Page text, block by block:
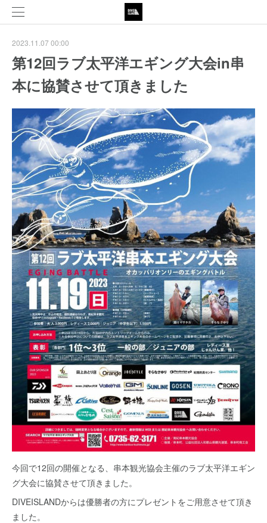
2023.11.07 00:00
第12回ラブ太平洋エギング大会in串
本に協賛させて頂きました
今回で12回の開催となる、串本観光協会主催のラブ太平洋エギン
グ大会に協賛させて頂きました。
DIVEISLANDからは優勝者の方にプレゼントをご用意させて頂き
ました。